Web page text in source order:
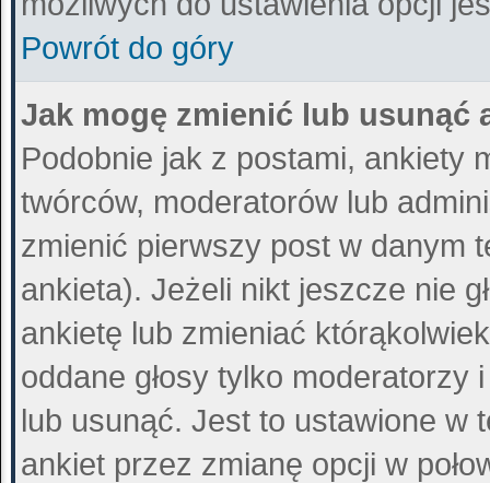
Powrót do góry
Jak mogę zmienić lub usunąć
Podobnie jak z postami, ankiety
twórców, moderatorów lub
zmienić pierwszy post w danym
ankieta). Jeżeli nikt jeszcze nie
ankietę lub zmieniać
oddane głosy tylko
lub usunąć. Jest to ustawione w
ankiet przez zmianę opcji w